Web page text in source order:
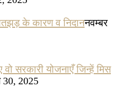
के कारण व निदाननवम्बर
सरकारी योजनाएँ जिन्हें मिस
2025